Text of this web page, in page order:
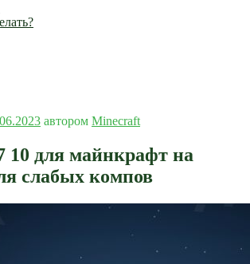
автором Minecraft
10 для майнкрафт на
слабых компов